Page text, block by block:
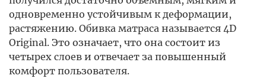
одновременно устойчивым к деформации,
растяжению. Обивка матраса называется 4D
Original. Это означает, что она состоит из
четырех слоев и отвечает за повышенный
комфорт пользователя.